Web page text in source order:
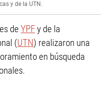
y de la UTN.
de YPFy de la
(UTN) realizaron una
en búsqueda